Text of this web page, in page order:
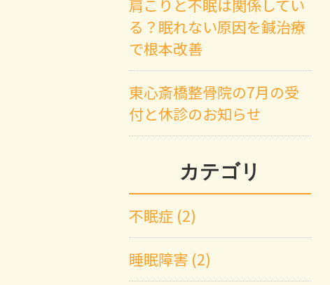
肩こりと不眠は関係してい
る？眠れない原因を鍼治療
で根本改善
東心斎橋整骨院の7月の受
付と休診のお知らせ
カテゴリ
不眠症 (2)
睡眠障害 (2)